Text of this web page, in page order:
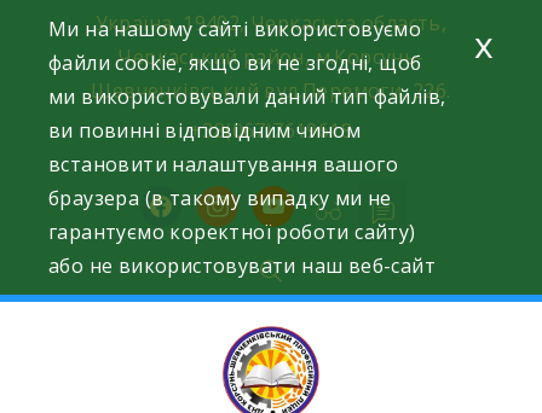
content
Україна, 19402, Черкаська область,
Черкаський район, м.Корсунь-
Шевченківський вул.Перемоги, 226.
+38(067)7619618
facebookinstagram
youtube
Ми на нашому сайті використовуємо
файли cookie, якщо ви не згодні, щоб
ми використовували даний тип файлів,
ви повинні відповідним чином
встановити налаштування вашого
браузера (в такому випадку ми не
гарантуємо коректної роботи сайту)
або не використовувати наш веб-сайт
x